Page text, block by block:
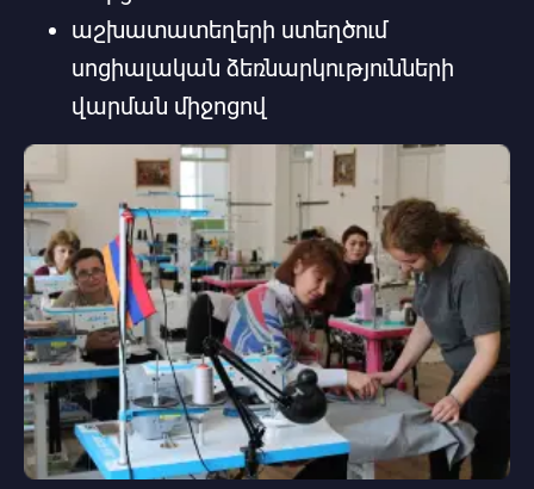
աշխատատեղերի ստեղծում
սոցիալական ձեռնարկությունների
վարման միջոցով